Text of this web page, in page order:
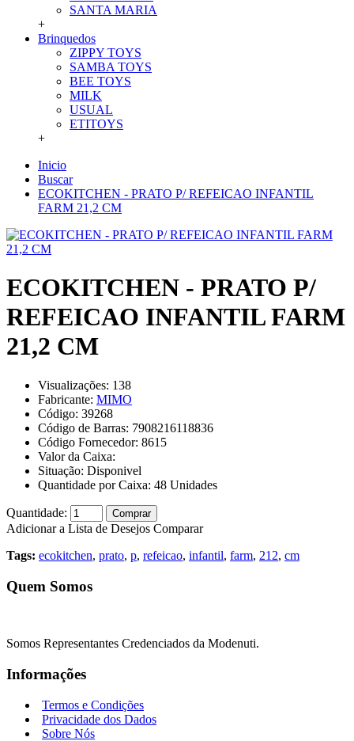
SANTA MARIA
+
Brinquedos
ZIPPY TOYS
SAMBA TOYS
BEE TOYS
MILK
USUAL
ETITOYS
+
Inicio
Buscar
ECOKITCHEN - PRATO P/ REFEICAO INFANTIL
FARM 21,2 CM
ECOKITCHEN - PRATO P/
REFEICAO INFANTIL FARM
21,2 CM
Visualizações: 138
Fabricante: MIMO
Código: 39268
Código de Barras: 7908216118836
Código Fornecedor: 8615
Valor da Caixa:
Situação: Disponivel
Quantidade por Caixa: 48 Unidades
Quantidade: Comprar
Adicionar a Lista de Desejos Comparar
Tags: ecokitchen, prato, p, refeicao, infantil, farm, 212, cm
Quem Somos
Somos Representantes Credenciados da Modenuti.
Informações
Termos e Condições
Privacidade dos Dados
Sobre Nós